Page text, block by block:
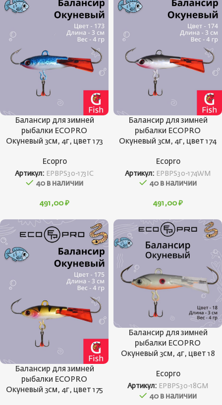
Балансир для зимней
рыбалки ECOPRO
Окуневый 3см, 4г, цвет 173
Ecopro
Артикул: EPBPS30-173IC
40 в наличии
491,00 ₽
Балансир для зимней
рыбалки ECOPRO
Окуневый 3см, 4г, цвет 174
Ecopro
Артикул: EPBPS30-174WM
40 в наличии
491,00 ₽
Балансир для зимней
рыбалки ECOPRO
Окуневый 3см, 4г, цвет 175
Балансир для зимней
рыбалки ECOPRO
Окуневый 3см, 4г, цвет 18
Ecopro
Артикул: EPBPS30-18GM
40 в наличии